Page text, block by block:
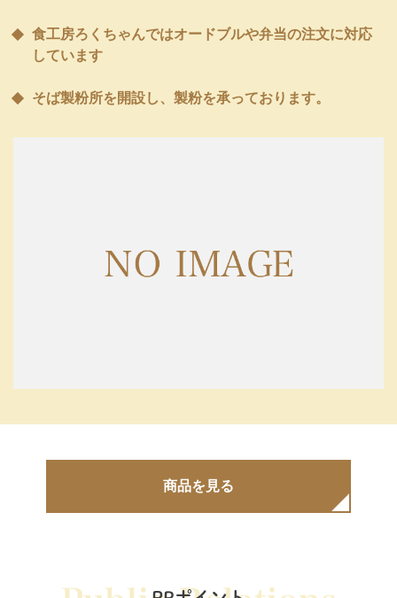
食工房ろくちゃんではオードブルや弁当の注文に対応
しています
そば製粉所を開設し、製粉を承っております。
商品を見る